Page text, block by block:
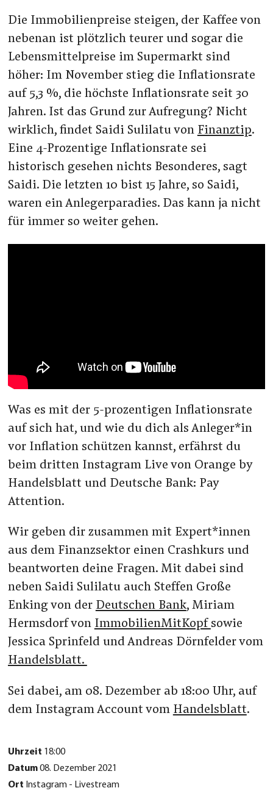
Die Immobilienpreise steigen, der Kaffee von
nebenan ist plötzlich teurer und sogar die
Lebensmittelpreise im Supermarkt sind
höher: Im November stieg die Inflationsrate
auf 5,3 %, die höchste Inflationsrate seit 30
Jahren. Ist das Grund zur Aufregung? Nicht
wirklich, findet Saidi Sulilatu von Finanztip.
Eine 4-Prozentige Inflationsrate sei
historisch gesehen nichts Besonderes, sagt
Saidi. Die letzten 10 bist 15 Jahre, so Saidi,
waren ein Anlegerparadies. Das kann ja nicht
für immer so weiter gehen.
Was es mit der 5-prozentigen Inflationsrate
auf sich hat, und wie du dich als Anleger*in
vor Inflation schützen kannst, erfährst du
beim dritten Instagram Live von Orange by
Handelsblatt und Deutsche Bank: Pay
Attention.
Wir geben dir zusammen mit Expert*innen
aus dem Finanzsektor einen Crashkurs und
beantworten deine Fragen. Mit dabei sind
neben Saidi Sulilatu auch Steffen Große
Enking von der Deutschen Bank, Miriam
Hermsdorf von ImmobilienMitKopf sowie
Jessica Sprinfeld und Andreas Dörnfelder vom
Handelsblatt.
Sei dabei, am 08. Dezember ab 18:00 Uhr, auf
dem Instagram Account vom Handelsblatt.
Uhrzeit 18:00
Datum 08. Dezember 2021
Ort Instagram - Livestream